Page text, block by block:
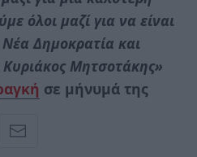
όλοι μαζί για να είναι
Δημοκρατία και
Μητσοτάκης»
σε μήνυμά της